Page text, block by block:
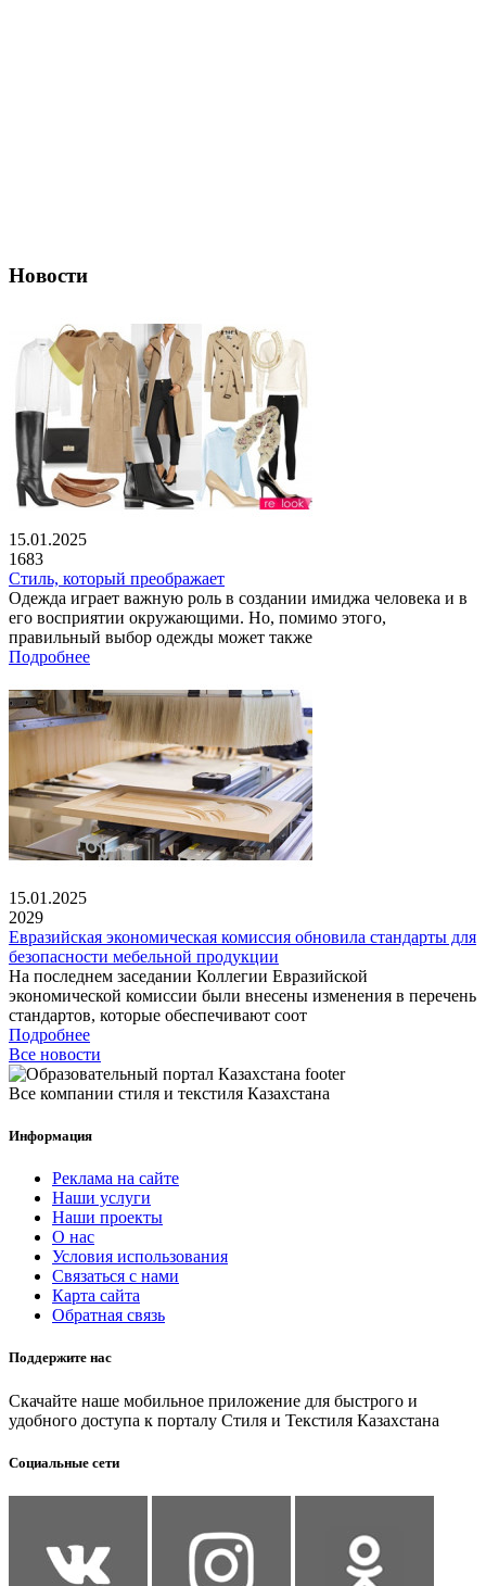
Новости
15.01.2025
1683
Стиль, который преображает
Одежда играет важную роль в создании имиджа человека и в
его восприятии окружающими. Но, помимо этого,
правильный выбор одежды может также
Подробнее
15.01.2025
2029
Евразийская экономическая комиссия обновила стандарты для
безопасности мебельной продукции
На последнем заседании Коллегии Евразийской
экономической комиссии были внесены изменения в перечень
стандартов, которые обеспечивают соот
Подробнее
Все новости
Все компании стиля и текстиля Казахстана
Информация
Реклама на сайте
Наши услуги
Наши проекты
О нас
Условия использования
Связаться с нами
Карта сайта
Обратная связь
Поддержите нас
Скачайте наше мобильное приложение для быстрого и
удобного доступа к порталу Стиля и Текстиля Казахстана
Социальные сети